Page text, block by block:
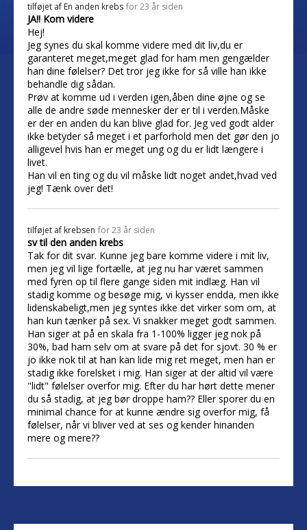
tilføjet af En anden krebs for 23 år siden
JA!! Kom videre
Hej!
Jeg synes du skal komme videre med dit liv,du er
garanteret meget,meget glad for ham men gengælder
han dine følelser? Det tror jeg ikke for så ville han ikke
behandle dig sådan.
Prøv at komme ud i verden igen,åben dine øjne og se
alle de andre søde mennesker der er til i verden.Måske
er der en anden du kan blive glad for. Jeg ved godt alder
ikke betyder så meget i et parforhold men det gør den jo
alligevel hvis han er meget ung og du er lidt længere i
livet.
Han vil en ting og du vil måske lidt noget andet,hvad ved
jeg! Tænk over det!
tilføjet af krebsen for 23 år siden
sv til den anden krebs
Tak for dit svar. Kunne jeg bare komme videre i mit liv,
men jeg vil lige fortælle, at jeg nu har været sammen
med fyren op til flere gange siden mit indlæg. Han vil
stadig komme og besøge mig, vi kysser endda, men ikke
lidenskabeligt,men jeg syntes ikke det virker som om, at
han kun tænker på sex. Vi snakker meget godt sammen.
Han siger at på en skala fra 1-100% ligger jeg nok på
30%, bad ham selv om at svare på det for sjovt. 30 % er
jo ikke nok til at han kan lide mig ret meget, men han er
stadig ikke forelsket i mig. Han siger at der altid vil være
"lidt" følelser overfor mig. Efter du har hørt dette mener
du så stadig, at jeg bør droppe ham?? Eller sporer du en
minimal chance for at kunne ændre sig overfor mig, få
følelser, når vi bliver ved at ses og kender hinanden
mere og mere??